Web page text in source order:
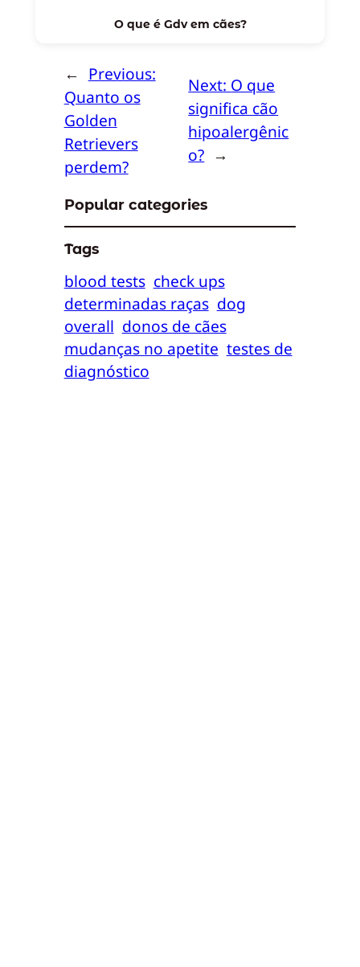
O que é Gdv em cães?
← Previous:
Quanto os
Golden
Retrievers
perdem?
Next: O que
significa cão
hipoalergênic
o? →
Popular categories
Tags
blood tests check ups
determinadas raças dog
overall donos de cães
mudanças no apetite testes de
diagnóstico